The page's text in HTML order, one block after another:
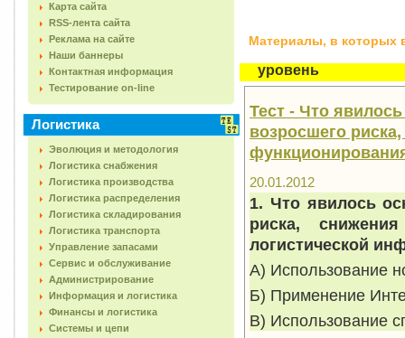
Карта сайта
RSS-лента сайта
Реклама на сайте
Наши баннеры
Контактная информация
Тестирование on-line
Логистика
Эволюция и методология
Логистика снабжения
Логистика производства
Логистика распределения
Логистика складирования
Логистика транспорта
Управление запасами
Сервис и обслуживание
Администрирование
Информация и логистика
Финансы и логистика
Системы и цепи
Материалы, в которых
уровень
Тест - Что
возросшего
20.01.2012
1. Что явилось
риска,
логистической
А) Использование
Б) Применение
В) Использование